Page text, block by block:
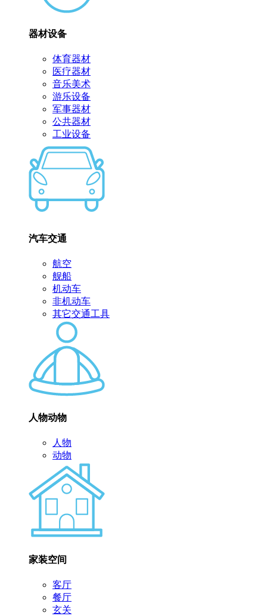
器材设备
体育器材
医疗器材
音乐美术
游乐设备
军事器材
公共器材
工业设备
汽车交通
航空
舰船
机动车
非机动车
其它交通工具
人物动物
人物
动物
家装空间
客厅
餐厅
玄关